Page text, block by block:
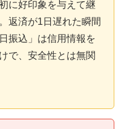
に好印象を与えて継
返済が1日遅れた瞬間
振込」は信用情報を
で、安全性とは無関